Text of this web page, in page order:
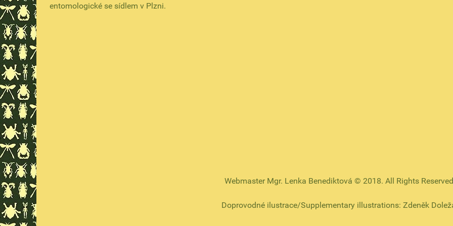
entomologické se sídlem v Plzni.
Webmaster Mgr. Lenka Benediktová © 2018. All Rights
Doprovodné ilustrace/Supplementary illustrations: Zdeněk